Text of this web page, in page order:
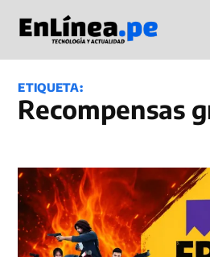
contenido
en
ETIQUETA:
recompensas